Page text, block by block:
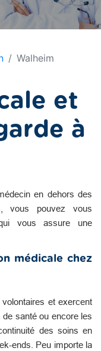
Walheim
et
à
en dehors des
vous pouvez vous
vous assure une
médicale chez
et exercent
santé ou encore les
des soins en
ends. Peu importe la